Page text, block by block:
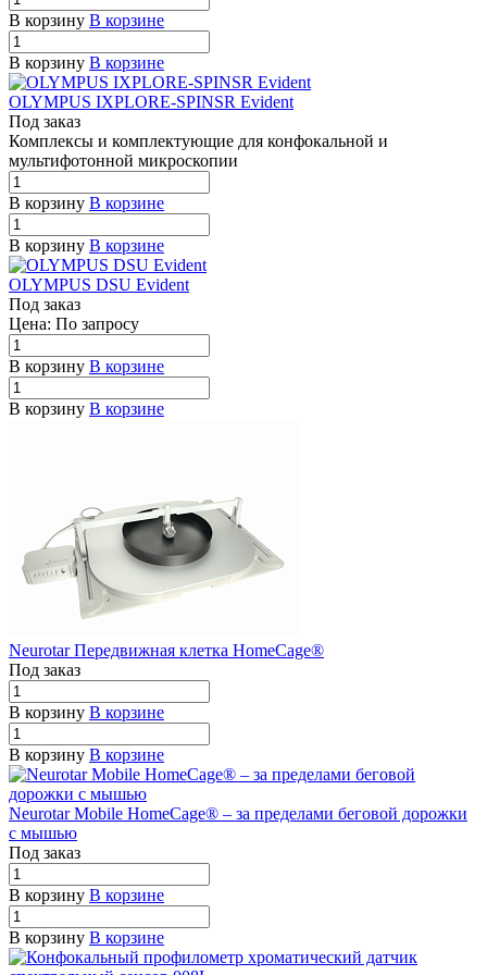
В корзину В корзине
В корзину В корзине
OLYMPUS IXPLORE-SPINSR Evident
Под заказ
Комплексы и комплектующие для конфокальной и
мультифотонной микроскопии
В корзину В корзине
В корзину В корзине
OLYMPUS DSU Evident
Под заказ
Цена: По запросу
В корзину В корзине
В корзину В корзине
Neurotar Передвижная клетка HomeCage®
Под заказ
В корзину В корзине
В корзину В корзине
Neurotar Mobile HomeCage® – за пределами беговой дорожки
с мышью
Под заказ
В корзину В корзине
В корзину В корзине